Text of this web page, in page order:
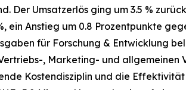
Der Umsatzerlös ging um 3.5 %
ein Anstieg um 0.8 Prozentpunkte
für Forschung & Entwicklung
, Marketing- und
Kostendisziplin und die